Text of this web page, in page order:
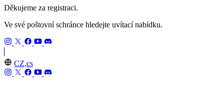
Děkujeme za registraci.
Ve své poštovní schránce hledejte uvítací nabídku.
CZ,cs